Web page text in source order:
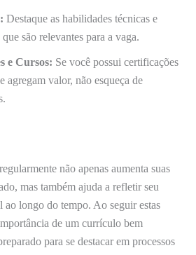
Destaque as habilidades técnicas e
que são relevantes para a vaga.
e Cursos: Se você possui certificações
agregam valor, não esqueça de
não apenas aumenta suas
mas também ajuda a refletir seu
ao longo do tempo. Ao seguir estas
de um currículo bem
para se destacar em processos